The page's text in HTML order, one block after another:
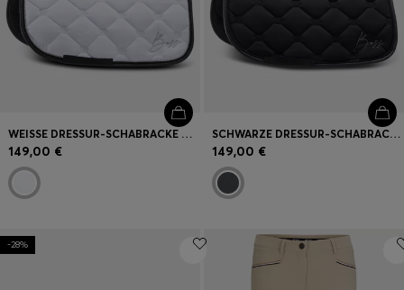
WEISSE DRESSUR-SCHABRACKE MIT KRISTALLBESATZ
149,00 €
SCHWARZE DRESSUR-SCHABRACKE MIT KRISTALLBESATZ
149,00 €
-28%